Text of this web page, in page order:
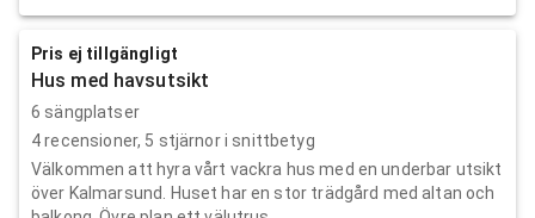
Pris ej tillgängligt
Hus med havsutsikt
6 sängplatser
4recensioner, 5 stjärnor i snittbetyg
Välkommen att hyra vårt vackra hus med en underbar utsikt
över Kalmarsund. Huset har en stor trädgård med altan och